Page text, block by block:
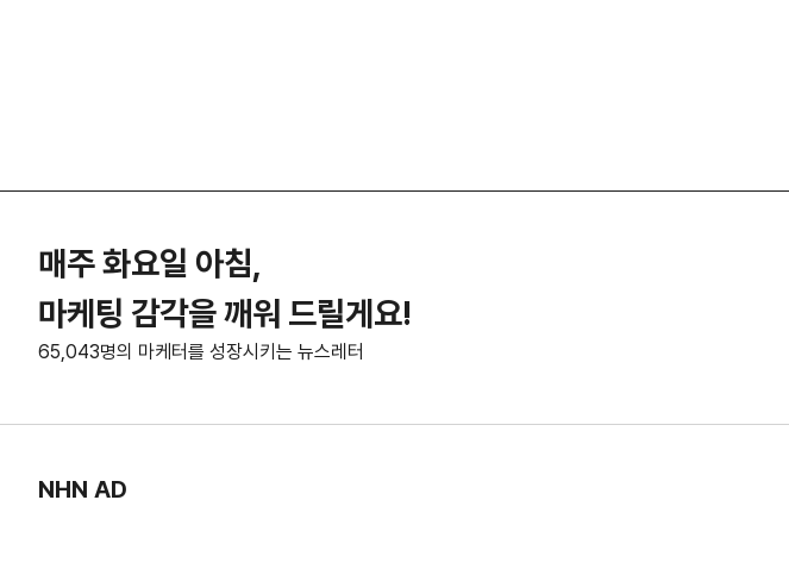
매주 화요일 아침,
마케팅 감각을 깨워 드릴게요!
65,043명의 마케터를 성장시키는 뉴스레터
NHN AD